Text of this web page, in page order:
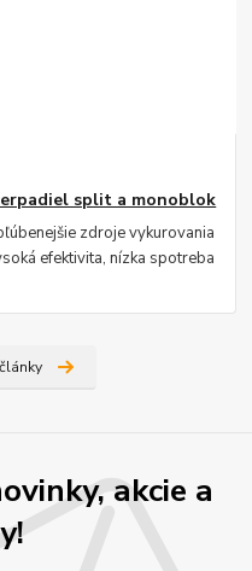
split a monoblok
zdroje vykurovania
efektivita, nízka spotreba
akcie a